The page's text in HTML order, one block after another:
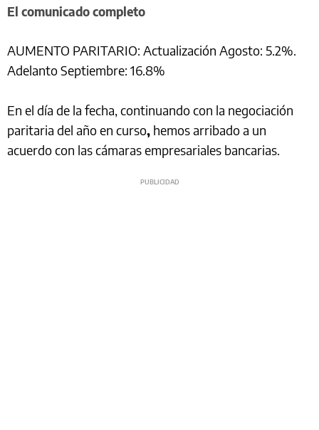
El comunicado completo
AUMENTO PARITARIO: Actualización Agosto: 5.2%.
Adelanto Septiembre: 16.8%
En el día de la fecha, continuando con la negociación
paritaria del año en curso, hemos arribado a un
acuerdo con las cámaras empresariales bancarias.